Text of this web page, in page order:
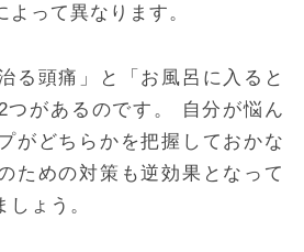
よって異なります。
る頭痛」と「お風呂に入ると
つがあるのです。
自分が悩ん
がどちらかを把握しておかな
ための対策も逆効果となって
ょう。